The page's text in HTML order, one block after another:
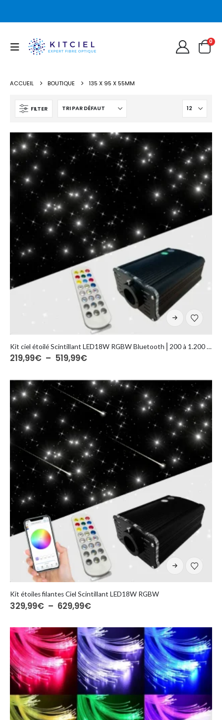
0
ACCUEIL BOUTIQUE 135 X 95 X 55MM
FILTER
Ce
plusieurs
options
peuvent
être
choisies
sur
la
page
du
produit
Kit ciel étoilé Scintillant LED18W RGBW Bluetooth ⎜200 à 1.200 fibres optiques
219,99€ – 519,99€
219,99€
à
519,99€
Ce
options
peuvent
être
choisies
sur
la
page
du
produit
Kit étoiles filantes Ciel Scintillant LED18W RGBW
329,99€ – 629,99€
329,99€
à
629,99€